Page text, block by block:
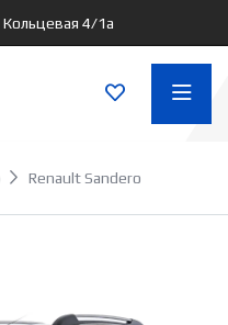
Кольцевая 4/1а
Renault Sandero